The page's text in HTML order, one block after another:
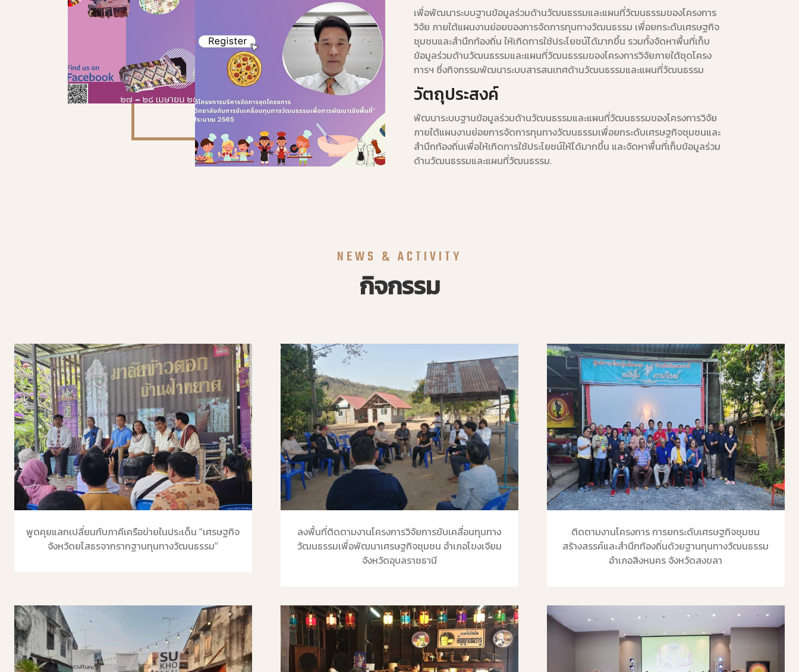
เพื่อพัฒนาระบบฐานข้อมูลร่วมด้านวัฒนธรรมและแผนที่วัฒนธรรมของโครงการ
วิจัย ภายใต้แผนงานย่อยของการจัดการทุนทางวัฒนธรรม เพื่อยกระดับเศรษฐกิจ
ชุมชนและสำนึกท้องถิ่น ให้เกิดการใช้ประโยชน์ได้มากขึ้น รวมทั้งจัดหาพื้นที่เก็บ
ข้อมูลร่วมด้านวัฒนธรรมและแผนที่วัฒนธรรมของโครงการวิจัยภายใต้ชุดโครง
การฯ ซึ่งกิจกรรมพัฒนาระบบสารสนเทศด้านวัฒนธรรมและแผนที่วัฒนธรรม
วัตถุประสงค์
พัฒนาระบบฐานข้อมูลร่วมด้านวัฒนธรรมและแผนที่วัฒนธรรมของโครงการวิจัย
ภายใต้แผนงานย่อยการจัดการทุนทางวัฒนธรรมเพื่อยกระดับเศรษฐกิจชุมชนและ
สำนึกท้องถิ่นเพื่อให้เกิดการใช้ประโยชน์ให้ได้มากขึ้น และจัดหาพื้นที่เก็บข้อมูลร่วม
ด้านวัฒนธรรมและแผนที่วัฒนธรรม.
NEWS & ACTIVITY
กิจกรรม
พูดคุยแลกเปลี่ยนกับภาคีเครือข่ายในประเด็น “เศรษฐกิจ
จังหวัดยโสธรจากรากฐานทุนทางวัฒนธรรม”
ลงพื้นที่ติดตามงานโครงการวิจัยการขับเคลื่อนทุนทาง
วัฒนธรรมเพื่อพัฒนาเศรษฐกิจชุมชน อำเภอโขงเจียม
จังหวัดอุบลราชธานี
ติดตามงานโครงการ การยกระดับเศรษฐกิจชุมชน
สร้างสรรค์และสำนึกท้องถิ่นด้วยฐานทุนทางวัฒนธรรม
อำเภอสิงหนคร จังหวัดสงขลา